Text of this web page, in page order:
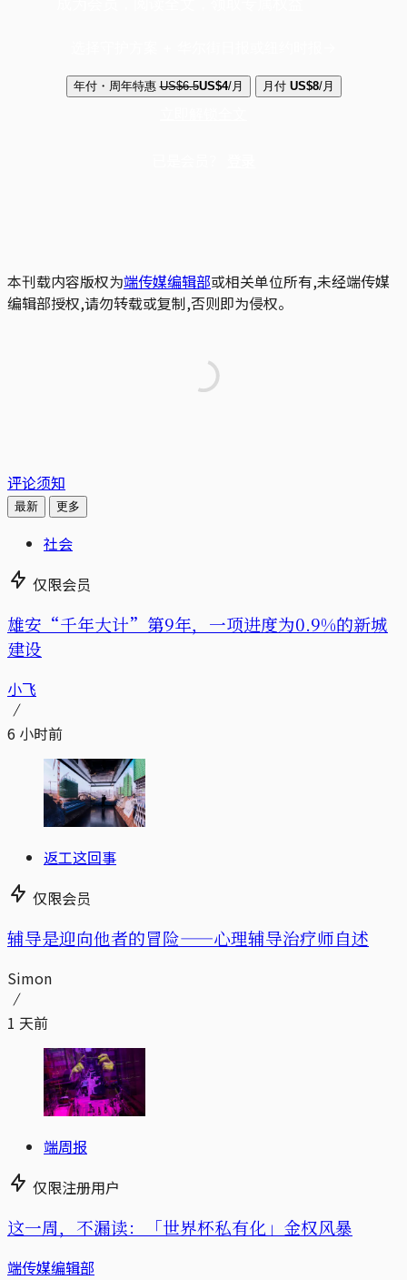
年付・周年特惠 US$6.5US$4/月 月付 US$8/月
本刊载内容版权为端传媒编辑部或相关单位所有,未经端传媒
编辑部授权,请勿转载或复制,否则即为侵权。
评论须知
最新 更多
社会
仅限会员
雄安“千年大计”第9年，一项进度为0.9%的新城
建设
小飞
6 小时前
返工这回事
仅限会员
辅导是迎向他者的冒险——心理辅导治疗师自述
Simon
1 天前
端周报
仅限注册用户
这一周，不漏读：「世界杯私有化」金权风暴
端传媒编辑部